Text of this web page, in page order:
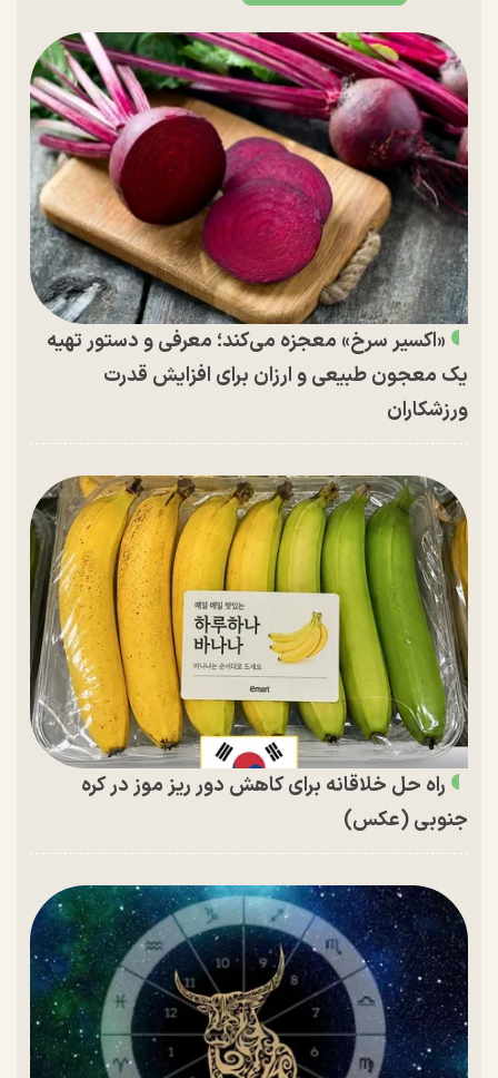
«اکسیر سرخ» معجزه می‌کند؛ معرفی و دستور تهیه
یک معجون طبیعی و ارزان برای افزایش قدرت
ورزشکاران
راه حل خلاقانه برای کاهش دور ریز موز در کره
جنوبی (عکس)